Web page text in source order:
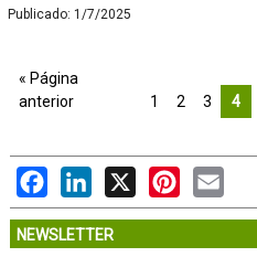
Publicado: 1/7/2025
« Página
anterior
1 2 3 4
FacebookLinkedIn
X PinterestEmail
NEWSLETTER